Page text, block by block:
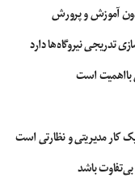
آموزش و پرورش
تدریجی نیروگاه‌ها دارد
بااهمیت است
کار مدیریتی و نظارتی است
باشد